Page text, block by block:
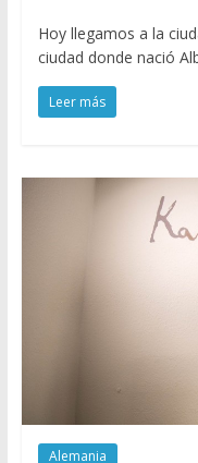
Hoy llegamos a la
ciudad donde nació
Leer más
Alemania